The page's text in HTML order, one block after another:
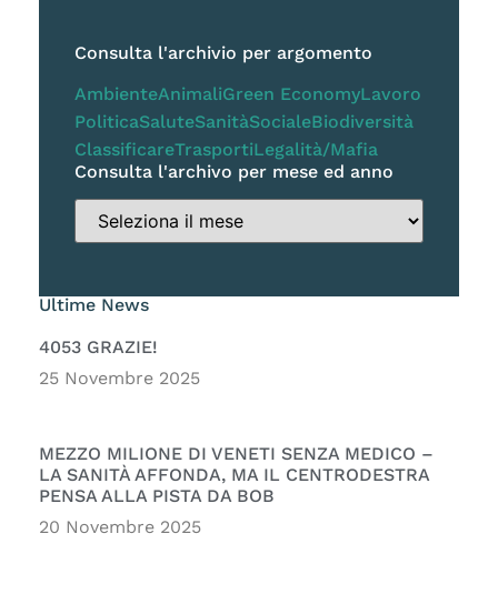
Consulta l'archivio per argomento
AmbienteAnimaliGreen EconomyLavoro
PoliticaSaluteSanitàSocialeBiodiversità
ClassificareTrasportiLegalità/Mafia
Consulta l'archivo per mese ed anno
Ultime News
4053 GRAZIE!
25 Novembre 2025
MEZZO MILIONE DI VENETI SENZA MEDICO –
LA SANITÀ AFFONDA, MA IL CENTRODESTRA
PENSA ALLA PISTA DA BOB
20 Novembre 2025